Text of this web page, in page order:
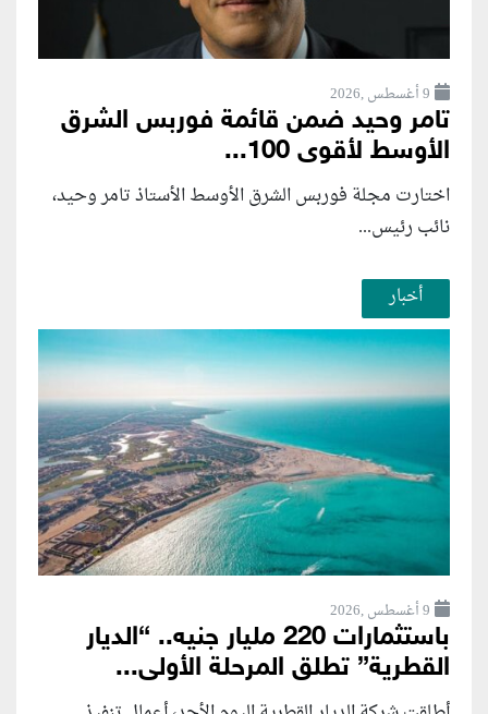
9 أغسطس ,2026
تامر وحيد ضمن قائمة فوربس الشرق
الأوسط لأقوى 100...
اختارت مجلة فوربس الشرق الأوسط الأستاذ تامر وحيد،
نائب رئيس...
أخبار
9 أغسطس ,2026
باستثمارات 220 مليار جنيه.. “الديار
القطرية” تطلق المرحلة الأولى...